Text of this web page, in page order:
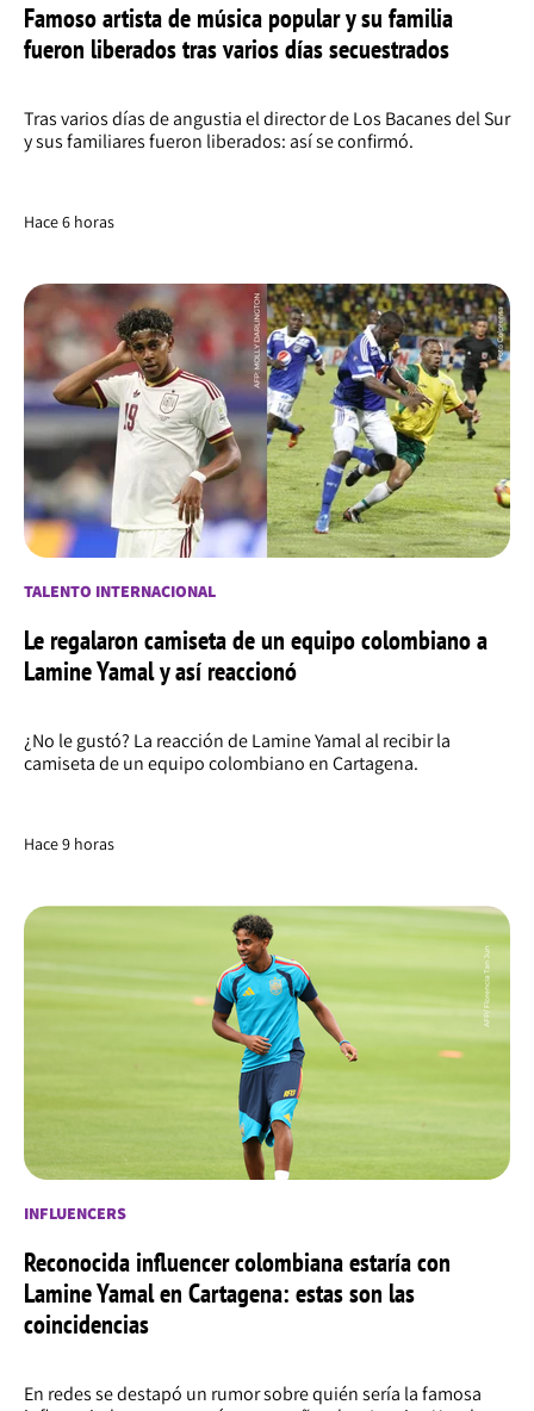
Famoso artista de música popular y su familia
fueron liberados tras varios días secuestrados
Tras varios días de angustia el director de Los Bacanes del Sur
y sus familiares fueron liberados: así se confirmó.
Hace 6 horas
TALENTO INTERNACIONAL
Le regalaron camiseta de un equipo colombiano a
Lamine Yamal y así reaccionó
¿No le gustó? La reacción de Lamine Yamal al recibir la
camiseta de un equipo colombiano en Cartagena.
Hace 9 horas
INFLUENCERS
Reconocida influencer colombiana estaría con
Lamine Yamal en Cartagena: estas son las
coincidencias
En redes se destapó un rumor sobre quién sería la famosa